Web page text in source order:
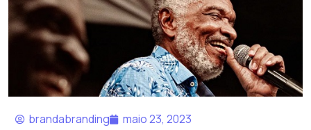
brandabranding maio 23, 2023